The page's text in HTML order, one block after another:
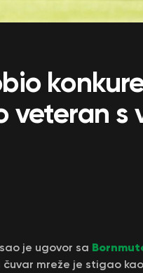
veteran s
je ugovor sa
čuvar mreže je stigao